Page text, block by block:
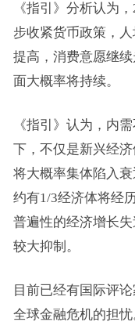
《指引》分析认为
步收紧货币政策，
提高，消费意愿继续
面大概率将持续。
《指引》认为，内
下，不仅是新兴经
将大概率集体陷入
约有1/3经济体将经
普遍性的经济增长
较大抑制。
目前已经有国际评
全球金融危机的担忧